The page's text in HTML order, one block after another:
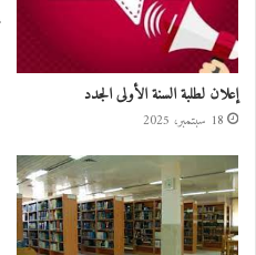
إعلان لطلبة السنة الأولى الجدد
18 سبتمبر، 2025